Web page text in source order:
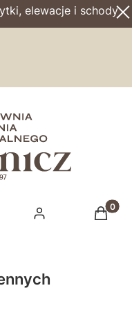
elewacje i schody